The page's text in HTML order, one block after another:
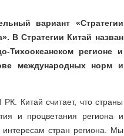
вариант «Стратегии
В Стратегии Китай назван
регионе и
международных норм и
Китай считает, что страны
и процветания региона и
интересам стран региона. Мы